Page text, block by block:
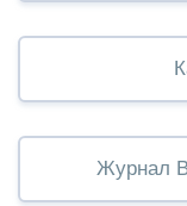
Журнал